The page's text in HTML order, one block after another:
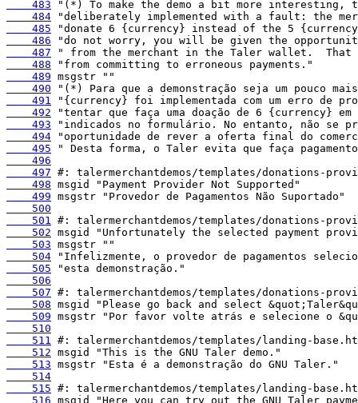
    483
    484
    485
    486
    487
    488
    489
    490
    491
    492
    493
    494
    495
    496
    497
    498
    499
    500
    501
    502
    503
    504
    505
    506
    507
    508
    509
    510
    511
    512
    513
    514
    515
    516